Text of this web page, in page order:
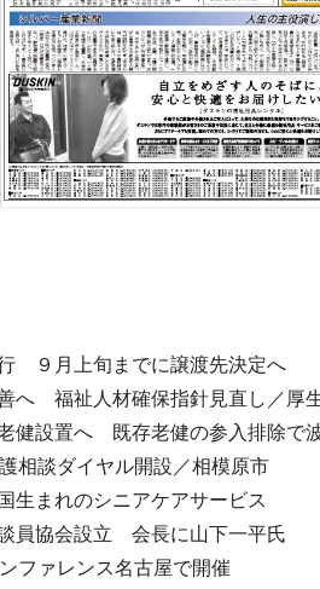
９月上旬までに譲渡先決定へ
へ 福祉人材確保指針見直し／厚
健設置へ 既存老健の参入排除で
相談ダイヤル開設／相模原市
生まれのシニアケアサービス
員協会設立 会長に山下一平氏
ファレンス名古屋で開催